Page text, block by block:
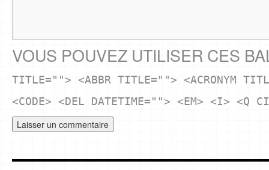
VOUS POUVEZ UTILISER CES
TITLE=""> <ABBR TITLE=""> <ACRONYM
<CODE> <DEL DATETIME=""> <EM> <I> <Q